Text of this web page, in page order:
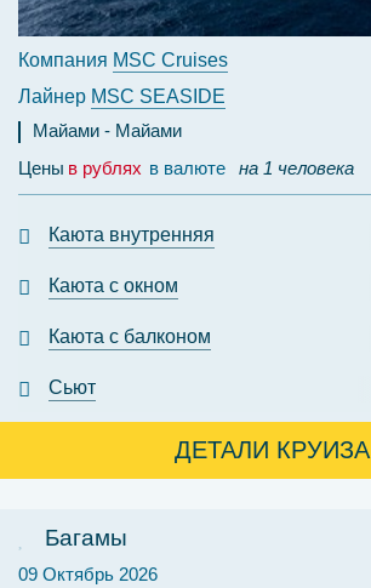
Компания MSC Cruises
Лайнер MSC SEASIDE
Майами
Майами
Цены в рублях в валюте на 1 человека
Каюта внутренняя
Каюта с окном
Каюта с балконом
Сьют
ДЕТАЛИ КРУИЗА
Багамы
09 Октябрь 2026